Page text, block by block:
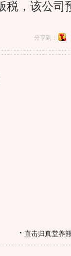
税，该公司
分享到：
直击归真堂养